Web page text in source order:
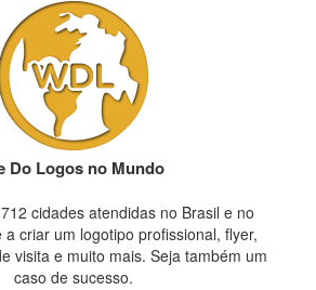
Do Logos no Mundo
cidades atendidas no Brasil e no
a criar um logotipo profissional, flyer,
visita e muito mais. Seja também um
caso de sucesso.